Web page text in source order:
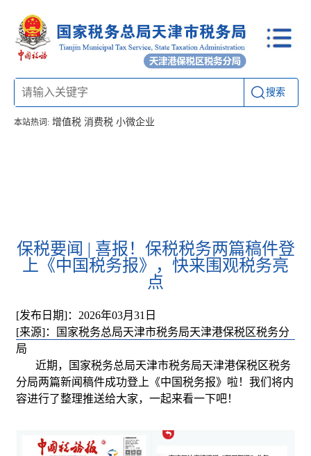
搜索
本站热词: 增值税 消费税 小微企业
保税要闻 | 喜报！保税税务两篇稿件登
上《中国税务报》，快来围观税务亮
点
[发布日期]：2026年03月31日
[来源]：国家税务总局天津市税务局天津港保税区税务分
局
近期，国家税务总局天津市税务局天津港保税区税务
分局两篇新闻稿件成功登上《中国税务报》啦！我们将内
容进行了整理推送给大家，一起来看一下吧！